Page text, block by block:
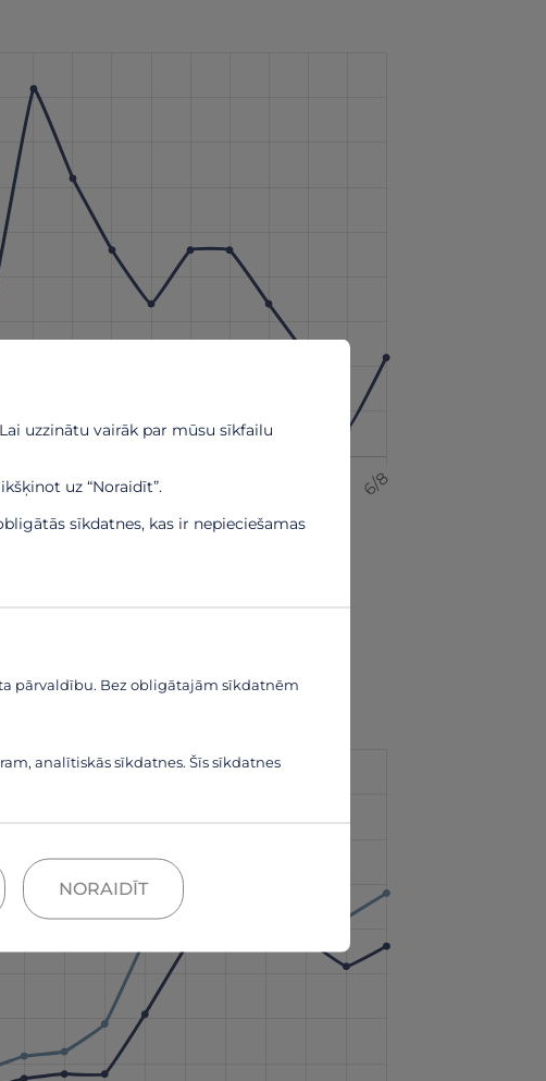
uzzinātu vairāk par mūsu sīkfailu
uz “Noraidīt”.
sīkdatnes, kas ir nepieciešamas
pārvaldību. Bez obligātajām sīkdatnēm
analītiskās sīkdatnes. Šīs sīkdatnes
NORAIDĪT